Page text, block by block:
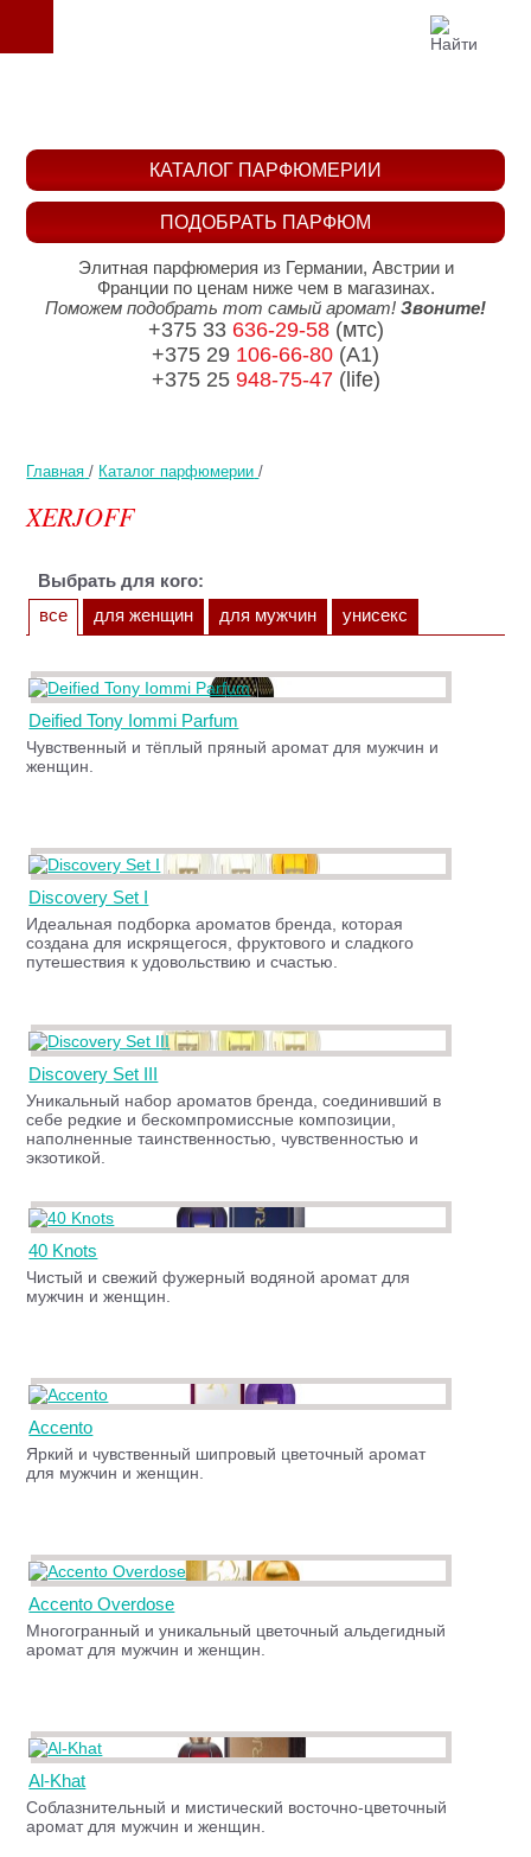
Главная / Каталог парфюмерии /
XERJOFF
Выбрать для кого:
все
для женщин для мужчин унисекс
Deified Tony Iommi Parfum
Чувственный и тёплый пряный аромат для мужчин и
женщин.
Discovery Set I
Идеальная подборка ароматов бренда, которая
создана для искрящегося, фруктового и сладкого
путешествия к удовольствию и счастью.
Discovery Set III
Уникальный набор ароматов бренда, соединивший в
себе редкие и бескомпромиссные композиции,
наполненные таинственностью, чувственностью и
экзотикой.
40 Knots
Чистый и свежий фужерный водяной аромат для
мужчин и женщин.
Accento
Яркий и чувственный шипровый цветочный аромат
для мужчин и женщин.
Accento Overdose
Многогранный и уникальный цветочный альдегидный
аромат для мужчин и женщин.
Al-Khat
Соблазнительный и мистический восточно-цветочный
аромат для мужчин и женщин.
ПОДОБРАТЬ ПАРФЮМ
КАТАЛОГ ПАРФЮМЕРИИ
Элитная парфюмерия из Германии, Австрии и
Франции по ценам ниже чем в магазинах.
Поможем подобрать тот самый аромат! Звоните!
+375 33 636-29-58(мтс)
+375 29 106-66-80 (A1)
+375 25 948-75-47(life)